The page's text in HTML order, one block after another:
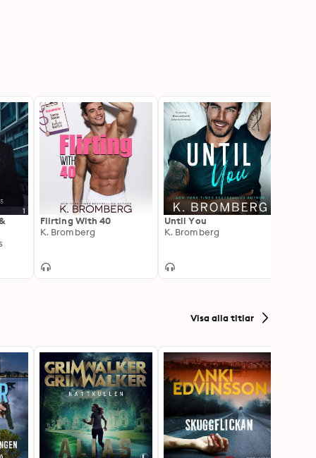
Flirting With 40
K. Bromberg
Until You
K. Bromberg
Visa alla titlar